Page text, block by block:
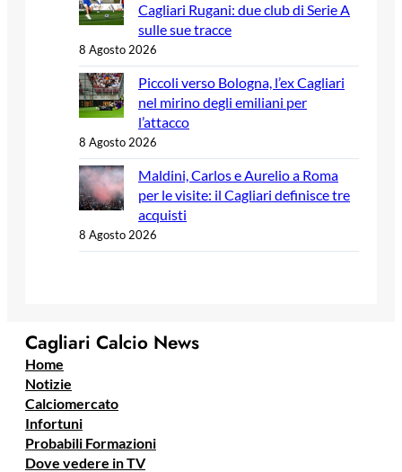
Cagliari Rugani: due club di Serie A
sulle sue tracce
8 Agosto 2026
Piccoli verso Bologna, l’ex Cagliari
nel mirino degli emiliani per
l’attacco
8 Agosto 2026
Maldini, Carlos e Aurelio a Roma
per le visite: il Cagliari definisce tre
acquisti
8 Agosto 2026
Cagliari Calcio News
Home
Notizie
Calciomercato
Infortuni
Probabili Formazioni
Dove vedere in TV